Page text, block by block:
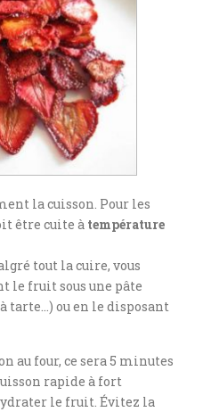
la cuisson. Pour les
être cuite à température
tout la cuire, vous
le fruit sous une pâte
tarte…) ou en le disposant
au four, ce sera 5 minutes
rapide à fort
le fruit. Évitez la